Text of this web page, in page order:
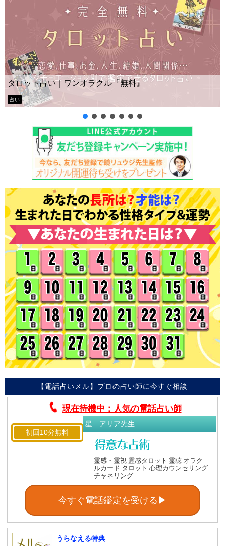
ル『無料』
Yes No占い｜無料タロッ
ー？
【電話占いメル】プロの占い師に今すぐ相談
現在待機中：人気の電話占い師
初回10分無料
星 アリア先生
霊感・霊視 霊感タロット 霊聴 オラク
ルカード タロット 心理カウンセリング
チャネリング
今すぐ電話鑑定を受ける▶
うらなえる特典